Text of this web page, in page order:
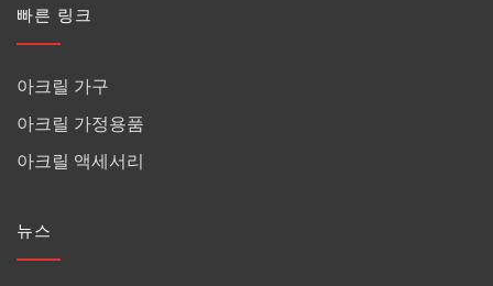
빠른 링크
아크릴 가구
아크릴 가정용품
아크릴 액세서리
뉴스